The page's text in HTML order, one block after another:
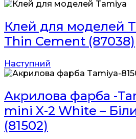
Клей для моделей
Thin Cement (87038)
Наступний
Акрилова фарба -
mini X-2 White –
(81502)